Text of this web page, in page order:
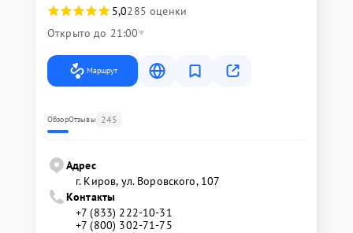
5,0285 оценки
Открыто до 21:00
Маршрут
ОбзорОтзывы 245
Адрес
г. Киров, ул. Воровского, 107
Контакты
+7 (833) 222-10-31
+7 (800) 302-71-75